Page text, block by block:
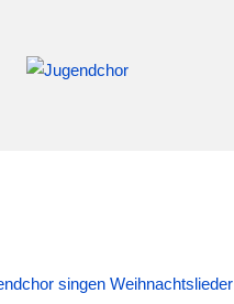
singen Weihnachtslieder